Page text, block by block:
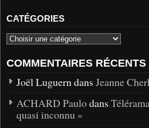
CATÉGORIES
COMMENTAIRES RÉCENTS
Joël Luguern dans Jeanne
ACHARD Paulodans
quasi inconnu »